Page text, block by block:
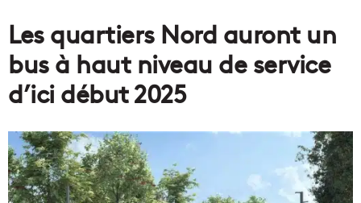
Les quartiers Nord auront un
bus à haut niveau de service
d’ici début 2025